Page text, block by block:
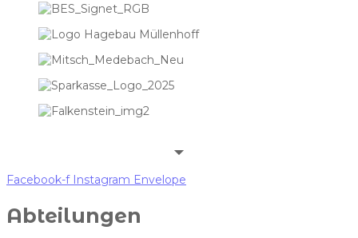
Facebook-f Instagram Envelope
Abteilungen